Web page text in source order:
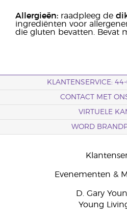
Allergieën: raadpleeg de
ingrediënten voor
die gluten bevatten. Bevat
KLANTENSERVICE:
CONTACT MET
VIRTUELE
WORD
Evenementen &
D. Gary
Young